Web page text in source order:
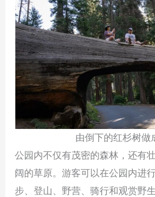
由倒下的红杉树做
公园内不仅有茂密的森林，还有
阔的草原。游客可以在公园内进
步、登山、野营、骑行和观赏野生